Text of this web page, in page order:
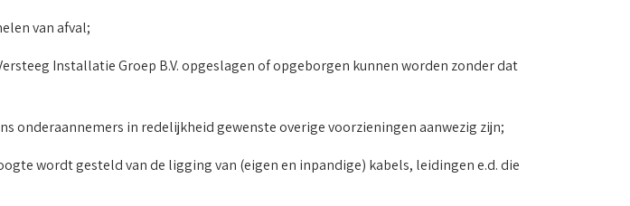
van afval;
Installatie Groep B.V. opgeslagen of opgeborgen kunnen worden zonder dat
onderaannemers in redelijkheid gewenste overige voorzieningen aanwezig zijn;
wordt gesteld van de ligging van (eigen en inpandige) kabels, leidingen e.d. die